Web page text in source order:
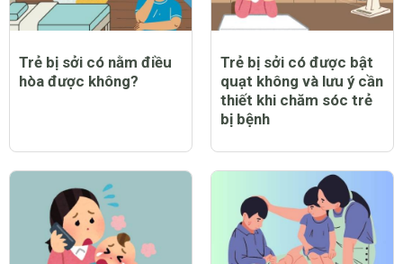
Trẻ bị sởi có nằm điều
hòa được không?
Trẻ bị sởi có được bật
quạt không và lưu ý cần
thiết khi chăm sóc trẻ
bị bệnh